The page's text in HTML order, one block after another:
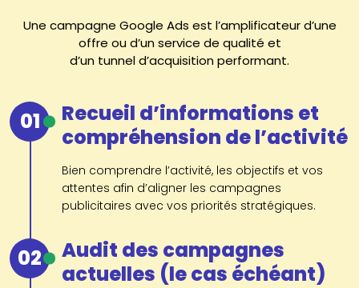
Une campagne Google Ads est l’amplificateur d’une
offre ou d’un service de qualité et
d’un tunnel d’acquisition performant.
01
Recueil d’informations et
compréhension de l’activité
Bien comprendre l’activité, les objectifs et vos
attentes afin d’aligner les campagnes
publicitaires avec vos priorités stratégiques.
02
Audit des campagnes
actuelles (le cas échéant)